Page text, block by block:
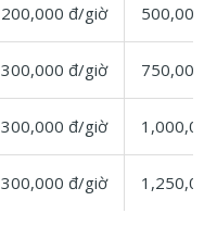
200,000 đ/giờ
300,000 đ/giờ
300,000 đ/giờ
300,000 đ/giờ